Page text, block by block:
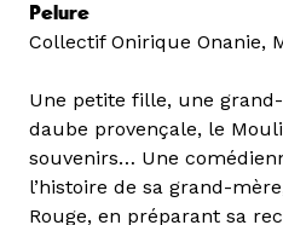
Pelure
Collectif Onirique Onanie,
Une petite fille, une
daube provençale, le
souvenirs… Une
l’histoire de sa grand-
Rouge, en préparant sa